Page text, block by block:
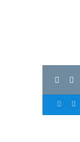
الوضع المظلم